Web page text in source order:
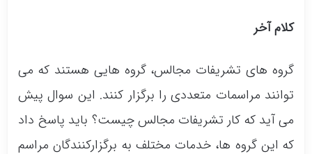
کلام آخر
گروه های تشریفات مجالس، گروه هایی هستند که می
توانند مراسمات متعددی را برگزار کنند. این سوال پیش
می آید که کار تشریفات مجالس چیست؟ باید پاسخ داد
که این گروه ها، خدمات مختلف به برگزارکنندگان مراسم